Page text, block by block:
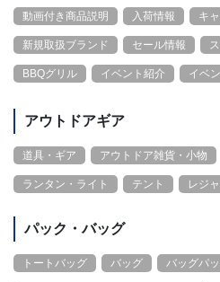
動画付き商品説明 入荷情報 キ
新規取扱ブランド セール情報
BBQグリル イベント紹介 イベ
アウトドアギア
道具・ギア アウトドア雑貨・小物
ランタン・ライト テント レジ
パック・バッグ
トートバッグ バッグ バッグパ